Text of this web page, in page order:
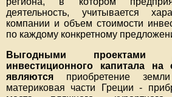
деятельность, учитывается
компании и объем стоимости
по каждому конкретному
Выгодными проектами
инвестиционного капитала на
являются приобретение
материковая части Греции -